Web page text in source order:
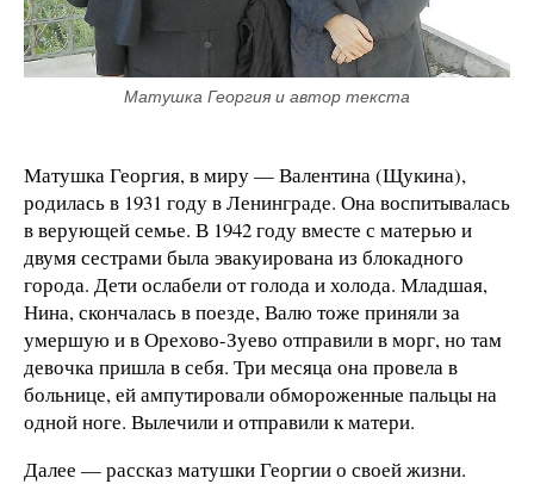
Матушка Георгия и автор текста
Матушка Георгия, в миру — Валентина (Щукина),
родилась в 1931 году в Ленинграде. Она воспитывалась
в верующей семье. В 1942 году вместе с матерью и
двумя сестрами была эвакуирована из блокадного
города. Дети ослабели от голода и холода. Младшая,
Нина, скончалась в поезде, Валю тоже приняли за
умершую и в Орехово-Зуево отправили в морг, но там
девочка пришла в себя. Три месяца она провела в
больнице, ей ампутировали обмороженные пальцы на
одной ноге. Вылечили и отправили к матери.
Далее — рассказ матушки Георгии о своей жизни.